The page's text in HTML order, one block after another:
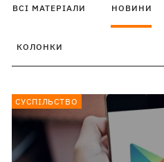
ВСІ МАТЕРІАЛИ НОВИНИ
КОЛОНКИ
СУСПІЛЬСТВО